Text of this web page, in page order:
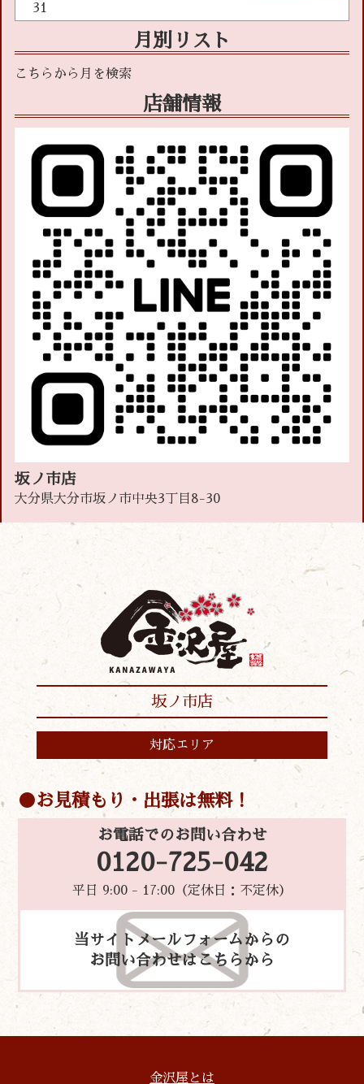
31
月別リスト
店舗情報
坂ノ市店
大分県大分市坂ノ市中央3丁目8-30
坂ノ市店
対応エリア
お見積もり・出張は無料！
お電話でのお問い合わせ
0120-725-042
平日 9:00 - 17:00（定休日：不定休）
当サイトメールフォームからの
お問い合わせはこちらから
金沢屋とは